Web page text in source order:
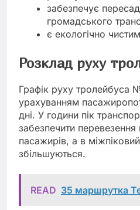
забезпечує
громадського
є екологічно
Розклад руху
Графік руху тролейбуса
урахуванням
дні. У години пік
забезпечити перевезення
пасажирів, а в
збільшуються.
READ 35 маршрутка